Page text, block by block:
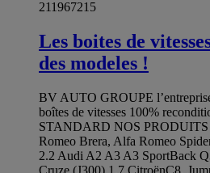
211967215
Les boites de
des modeles !
BV AUTO GROUPE
boîtes de vitesses 100%
STANDARD NOS PRODUITS
Romeo Brera, Alfa Romeo
2.2 Audi A2 A3 A3 SportBack